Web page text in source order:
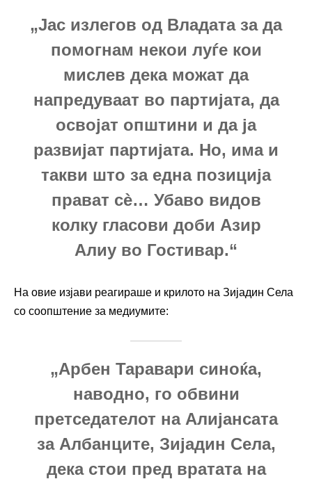
„Јас излегов од Владата за да
помогнам некои луѓе кои
мислев дека можат да
напредуваат во партијата, да
освојат општини и да ја
развијат партијата. Но, има и
такви што за една позиција
прават сè… Убаво видов
колку гласови доби Азир
Алиу во Гостивар.“
На овие изјави реагираше и крилото на Зијадин Села
со соопштение за медиумите:
„Арбен Таравари синоќа,
наводно, го обвини
претседателот на Алијансата
за Албанците, Зијадин Села,
дека стои пред вратата на